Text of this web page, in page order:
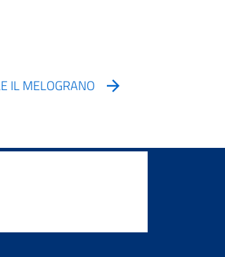
IL MELOGRANO